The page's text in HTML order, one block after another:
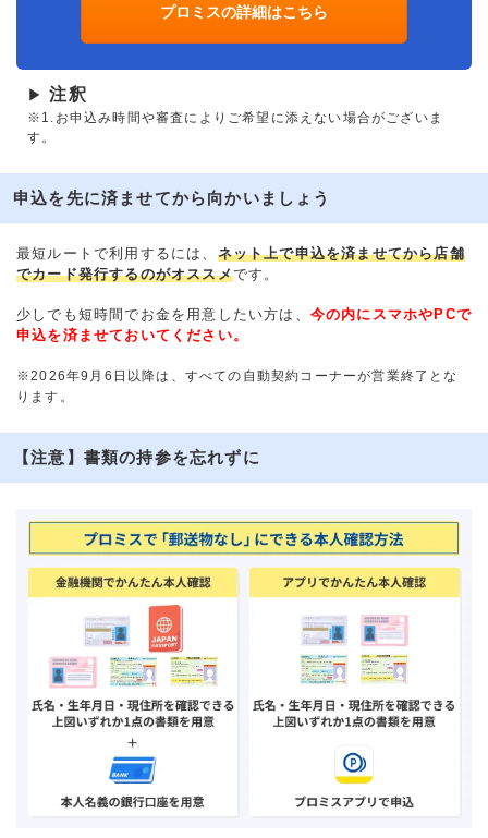
プロミスの詳細はこちら
▶ 注釈
※1.お申込み時間や審査によりご希望に添えない場合がございま
す。
申込を先に済ませてから向かいましょう
最短ルートで利用するには、 ネット上で申込を済ませてから店舗
でカード発行するのがオススメです。
少しでも短時間でお金を用意したい方は、 今の内にスマホやPCで
申込を済ませておいてください。
※2026年9月6日以降は、すべての自動契約コーナーが営業終了とな
ります。
【注意】書類の持参を忘れずに